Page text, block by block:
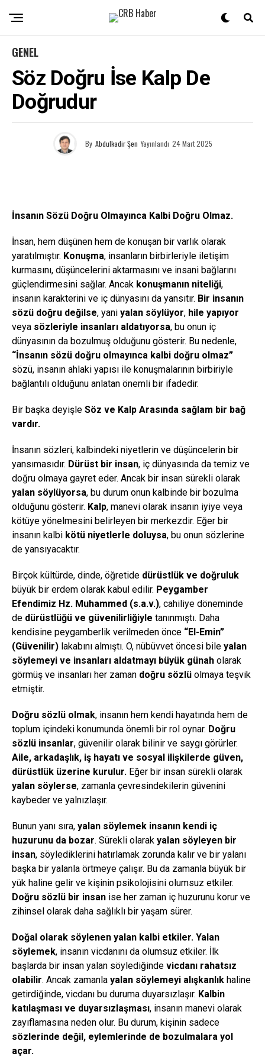
GENEL
Söz Doğru İse Kalp De
Doğrudur
By Abdulkadir Şen Yayınlandı 24 Mart 2025
İnsanın Sözü Doğru Olmayınca Kalbi Doğru Olmaz.
İnsan, hem düşünen hem de konuşan bir varlık olarak
yaratılmıştır. Konuşma, insanların birbirleriyle iletişim
kurmasını, düşüncelerini aktarmasını ve insani bağlarını
güçlendirmesini sağlar. Ancak konuşmanın niteliği,
insanın karakterini ve iç dünyasını da yansıtır. Bir insanın
sözü doğru değilse, yani yalan söylüyor, hile yapıyor
veya sözleriyle insanları aldatıyorsa, bu onun iç
dünyasının da bozulmuş olduğunu gösterir. Bu nedenle,
“İnsanın sözü doğru olmayınca kalbi doğru olmaz”
sözü, insanın ahlaki yapısı ile konuşmalarının birbiriyle
bağlantılı olduğunu anlatan önemli bir ifadedir.
Bir başka deyişle Söz ve Kalp Arasında sağlam bir bağ
vardır.
İnsanın sözleri, kalbindeki niyetlerin ve düşüncelerin bir
yansımasıdır. Dürüst bir insan, iç dünyasında da temiz ve
doğru olmaya gayret eder. Ancak bir insan sürekli olarak
yalan söylüyorsa, bu durum onun kalbinde bir bozulma
olduğunu gösterir. Kalp, manevi olarak insanın iyiye veya
kötüye yönelmesini belirleyen bir merkezdir. Eğer bir
insanın kalbi kötü niyetlerle doluysa, bu onun sözlerine
de yansıyacaktır.
Birçok kültürde, dinde, öğretide dürüstlük ve doğruluk
büyük bir erdem olarak kabul edilir. Peygamber
Efendimiz Hz. Muhammed (s.a.v.), cahiliye döneminde
de dürüstlüğü ve güvenilirliğiyle tanınmıştı. Daha
kendisine peygamberlik verilmeden önce “El-Emin”
(Güvenilir) lakabını almıştı. O, nübüvvet öncesi bile yalan
söylemeyi ve insanları aldatmayı büyük günah olarak
görmüş ve insanları her zaman doğru sözlü olmaya teşvik
etmiştir.
Doğru sözlü olmak, insanın hem kendi hayatında hem de
toplum içindeki konumunda önemli bir rol oynar. Doğru
sözlü insanlar, güvenilir olarak bilinir ve saygı görürler.
Aile, arkadaşlık, iş hayatı ve sosyal ilişkilerde güven,
dürüstlük üzerine kurulur. Eğer bir insan sürekli olarak
yalan söylerse, zamanla çevresindekilerin güvenini
kaybeder ve yalnızlaşır.
Bunun yanı sıra, yalan söylemek insanın kendi iç
huzurunu da bozar. Sürekli olarak yalan söyleyen bir
insan, söylediklerini hatırlamak zorunda kalır ve bir yalanı
başka bir yalanla örtmeye çalışır. Bu da zamanla büyük bir
yük haline gelir ve kişinin psikolojisini olumsuz etkiler.
Doğru sözlü bir insan ise her zaman iç huzurunu korur ve
zihinsel olarak daha sağlıklı bir yaşam sürer.
Doğal olarak söylenen yalan kalbi etkiler. Yalan
söylemek, insanın vicdanını da olumsuz etkiler. İlk
başlarda bir insan yalan söylediğinde vicdanı rahatsız
olabilir. Ancak zamanla yalan söylemeyi alışkanlık haline
getirdiğinde, vicdanı bu duruma duyarsızlaşır. Kalbin
katılaşması ve duyarsızlaşması, insanın manevi olarak
zayıflamasına neden olur. Bu durum, kişinin sadece
sözlerinde değil, eylemlerinde de bozulmalara yol
açar.